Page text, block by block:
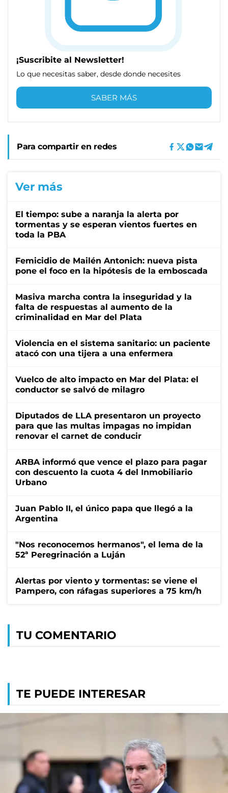
¡Suscribite al Newsletter!
Lo que necesitas saber, desde donde necesites
SABER MÁS
Para compartir en redes
Ver más
El tiempo: sube a naranja la alerta por
tormentas y se esperan vientos fuertes en
toda la PBA
Femicidio de Mailén Antonich: nueva pista
pone el foco en la hipótesis de la emboscada
Masiva marcha contra la inseguridad y la
falta de respuestas al aumento de la
criminalidad en Mar del Plata
Violencia en el sistema sanitario: un paciente
atacó con una tijera a una enfermera
Vuelco de alto impacto en Mar del Plata: el
conductor se salvó de milagro
Diputados de LLA presentaron un proyecto
para que las multas impagas no impidan
renovar el carnet de conducir
ARBA informó que vence el plazo para pagar
con descuento la cuota 4 del Inmobiliario
Urbano
Juan Pablo II, el único papa que llegó a la
Argentina
"Nos reconocemos hermanos", el lema de la
52ª Peregrinación a Luján
Alertas por viento y tormentas: se viene el
Pampero, con ráfagas superiores a 75 km/h
TU COMENTARIO
TE PUEDE INTERESAR